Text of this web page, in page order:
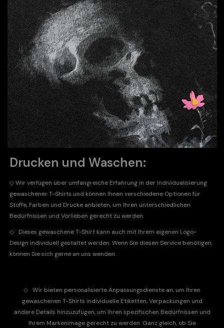
Drucken und Waschen:
◇ Wir verfügen über umfangreiche Erfahrung in der Individualisierung
gewaschener T-Shirts und können Ihnen verschiedene Optionen für
Stoffe, Farben und Drucke anbieten, um Ihren unterschiedlichen
Bedürfnissen und Vorlieben gerecht zu werden.
◇
Dieses gewaschene T-Shirt kann auch mit Ihrem eigenen Logo-
Design individuell gestaltet werden. Wenn Sie diesen Service benötigen,
können Sie sich gerne an uns wenden .
◇ Wir bieten personalisierte Anpassungsdienste an, um Ihren
gewaschenen T-Shirts individuelle Etiketten, Verpackungen und
andere Details hinzuzufügen, um Ihren spezifischen Bedürfnissen und
Ihrem Markenimage gerecht zu werden. Ganz gleich, ob Sie